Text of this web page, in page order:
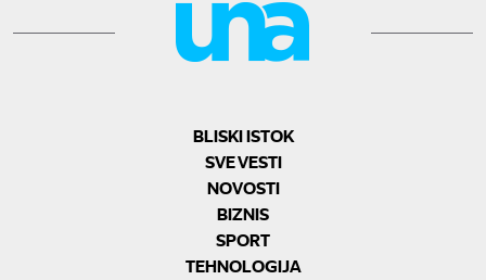
BLISKI ISTOK
SVE VESTI
NOVOSTI
BIZNIS
SPORT
TEHNOLOGIJA